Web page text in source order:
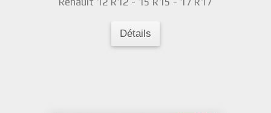
Détails